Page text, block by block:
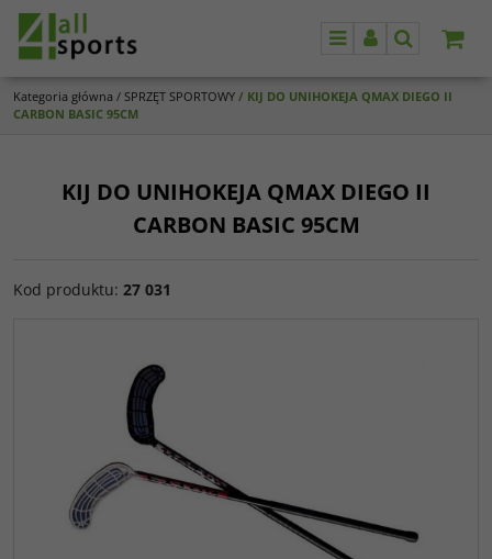
MenuPanelSzukaj
Kategoria główna / SPRZĘT SPORTOWY / KIJ DO UNIHOKEJA QMAX DIEGO II
CARBON BASIC 95CM
KIJ DO UNIHOKEJA QMAX DIEGO II
CARBON BASIC 95CM
Kod produktu: 27 031